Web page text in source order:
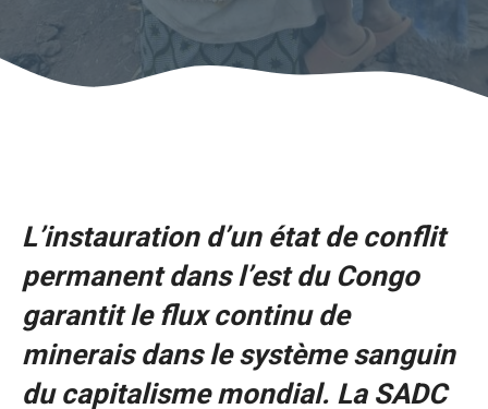
L’instauration d’un état de conflit
permanent dans l’est du Congo
garantit le flux continu de
minerais dans le système sanguin
du capitalisme mondial. La SADC